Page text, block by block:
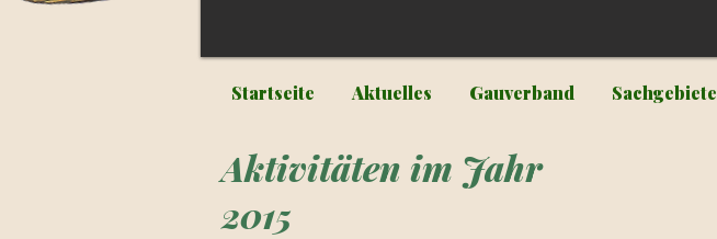
Startseite Aktuelles Gauverband Sachgebiete
Aktivitäten im Jahr
2015